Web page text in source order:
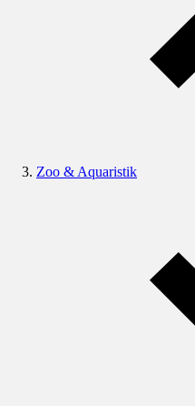
Zoo & Aquaristik